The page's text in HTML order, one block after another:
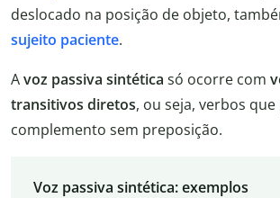
deslocado na posição de objeto,
sujeito paciente.
Avoz passiva sintética só ocorre com
transitivos diretos, ou seja, verbos
complemento sem preposição.
Voz passiva sintética: exemplos